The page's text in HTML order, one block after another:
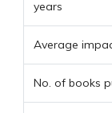
years
Average
No. of books